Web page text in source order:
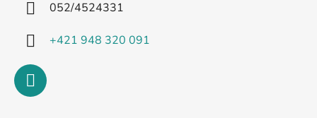
052/4524331
+421 948 320 091